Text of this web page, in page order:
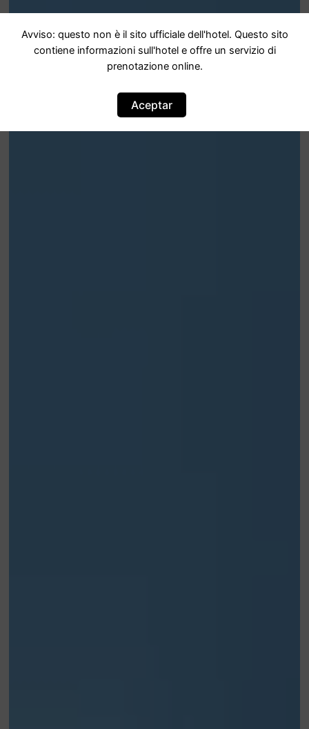
Avviso: questo non è il sito ufficiale dell'hotel. Questo sito
contiene informazioni sull'hotel e offre un servizio di
prenotazione online.
Aceptar